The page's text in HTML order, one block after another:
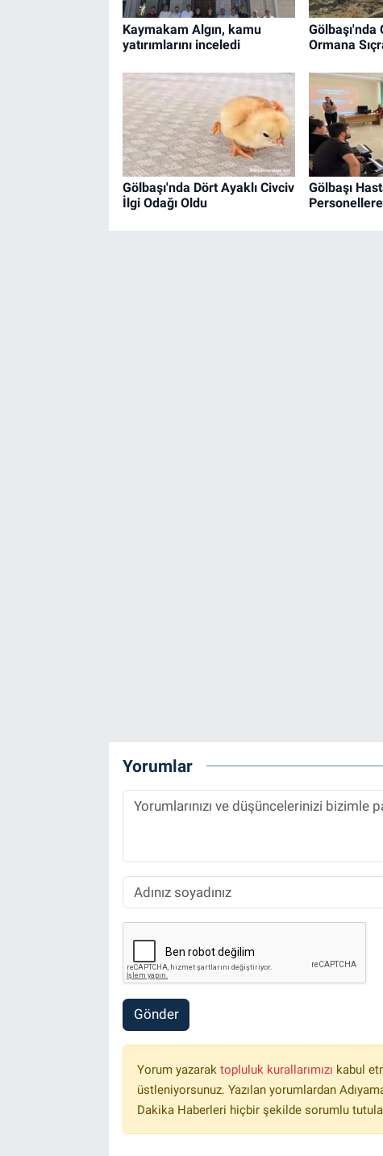
Kaymakam Algın, kamu
yatırımlarını inceledi
Gölbaşı'nda
Ormana
Gölbaşı'nda Dört Ayaklı Civciv
İlgi Odağı Oldu
Gölbaşı
Yorumlar
Gönder
Yorum yazarak topluluk kurallarımızı kabul
üstleniyorsunuz. Yazılan yorumlardan
Dakika Haberleri hiçbir şekilde sorumlu